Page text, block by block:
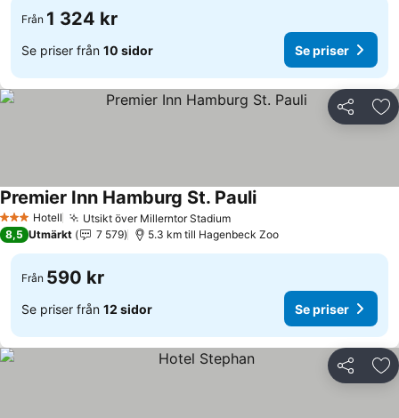
Från 1 324 kr
Se priser från 10 sidor Se priser
Dela
3 StjärnorHotell Utsikt över Millerntor Stadium
Premier Inn Hamburg St. Pauli
8,5 Utmärkt 7 579 5.3 km till Hagenbeck Zoo
Från 590 kr
Se priser från 12 sidor Se priser
Dela